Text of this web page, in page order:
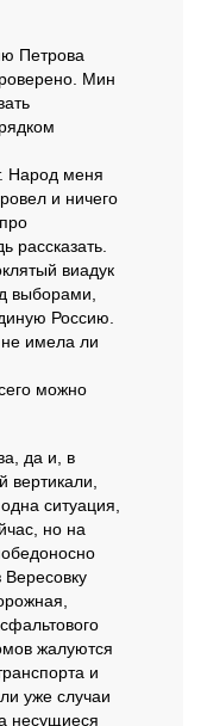
Петрова
Мин
Народ меня
и ничего
рассказать.
виадук
выборами,
Россию.
имела ли
можно
да и, в
вертикали,
ситуация,
но на
Вересовку
жалуются
и
уже случаи
несущиеся